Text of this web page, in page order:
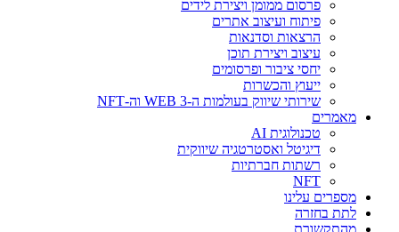
פרסום ממומן ויצירת לידים
פיתוח ועיצוב אתרים
הרצאות וסדנאות
עיצוב ויצירת תוכן
יחסי ציבור ופרסומים
ייעוץ והכשרות
שירותי שיווק בעולמות ה-WEB 3 וה-NFT
מאמרים
טכנולוגית AI
דיגיטל ואסטרטגיה שיווקית
רשתות חברתיות
NFT
מספרים עלינו
לתת בחזרה
מהתקשורת